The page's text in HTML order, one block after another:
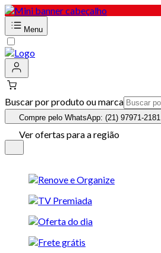
Menu
Buscar por produto ou marca
Compre pelo WhatsApp: (21) 97971-2181
Ver ofertas para a região